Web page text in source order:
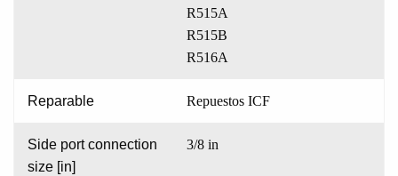
R515A
R515B
R516A
Reparable Repuestos ICF
Side port connection
size [in]
3/8 in